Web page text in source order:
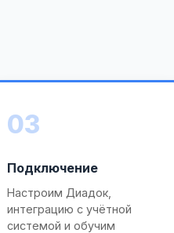
03
Подключение
Настроим Диадок,
интеграцию с учётной
системой и обучим